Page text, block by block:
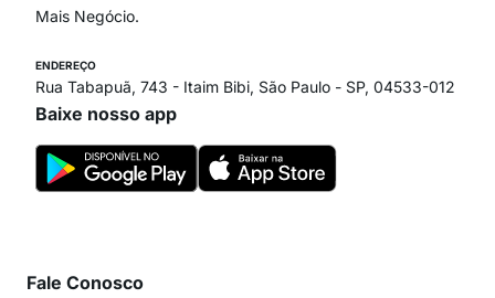
Mais Negócio.
ENDEREÇO
Rua Tabapuã, 743 - Itaim Bibi, São Paulo - SP, 04533-012
Baixe nosso app
Fale Conosco